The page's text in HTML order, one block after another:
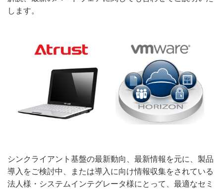
します。
シンクライアント基盤の最新動向、最新情報を元に、製品
導入をご検討中、または導入に向け情報収集をされている
法人様・システムインテグレータ様にとって、最適なセミ